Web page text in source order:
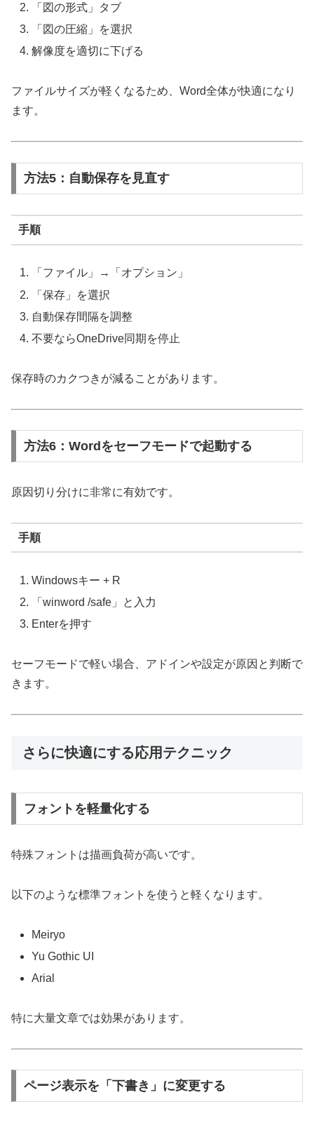
「図の形式」タブ
「図の圧縮」を選択
解像度を適切に下げる
ファイルサイズが軽くなるため、Word全体が快適になり
ます。
方法5：自動保存を見直す
手順
「ファイル」→「オプション」
「保存」を選択
自動保存間隔を調整
不要ならOneDrive同期を停止
保存時のカクつきが減ることがあります。
方法6：Wordをセーフモードで起動する
原因切り分けに非常に有効です。
手順
Windowsキー + R
「winword /safe」と入力
Enterを押す
セーフモードで軽い場合、アドインや設定が原因と判断で
きます。
さらに快適にする応用テクニック
フォントを軽量化する
特殊フォントは描画負荷が高いです。
以下のような標準フォントを使うと軽くなります。
Meiryo
Yu Gothic UI
Arial
特に大量文章では効果があります。
ページ表示を「下書き」に変更する